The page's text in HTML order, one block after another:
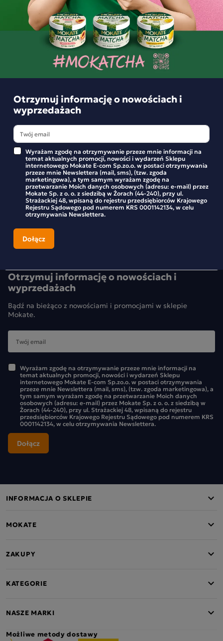
BĄDŹ PIERWSZYM KTÓRY NAPISZE RECENZJĘ
Otrzymuj informację o nowościach i
wyprzedażach
Bądź na bieżąco z nowościami i promocjami w sklepie
Mokate.
Wyrażam zgodę na otrzymywanie przeze mnie informacji na
temat aktualnych promocji, nowości i wydarzeń Sklepu
internetowego Mokate E-com Sp.zo.o. w postaci otrzymywania
przeze mnie Newslettera (mail, sms), (tzw. zgoda marketingowa), a
tym samym wyrażam zgodę na przetwarzanie Moich danych
osobowych (adresu: e-mail) przez Mokate Sp. z o. o. z siedzibą w
Żorach (44-240), przy ul. Strażackiej 48, wpisaną do rejestru
przedsiębiorców Krajowego Rejestru Sądowego pod numerem KRS
0001142134, w celu otrzymywania Newslettera.
INFORMACJA O SKLEPIE
MOKATE
ZAKUPY
KATEGORIE
NASZE MARKI
Otrzymuj informację o nowościach i
wyprzedażach
Wyrażam zgodę na otrzymywanie przeze mnie informacji na
temat aktualnych promocji, nowości i wydarzeń Sklepu
internetowego Mokate E-com Sp.zo.o. w postaci otrzymywania
przeze mnie Newslettera (mail, sms), (tzw. zgoda
marketingowa), a tym samym wyrażam zgodę na
przetwarzanie Moich danych osobowych (adresu: e-mail) przez
Mokate Sp. z o. o. z siedzibą w Żorach (44-240), przy ul.
Strażackiej 48, wpisaną do rejestru przedsiębiorców Krajowego
Rejestru Sądowego pod numerem KRS 0001142134, w celu
otrzymywania Newslettera.
Możliwe metody dostawy